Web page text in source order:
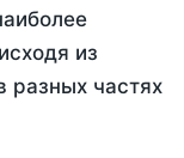
из
разных частях